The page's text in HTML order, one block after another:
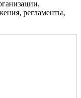
регламенты,